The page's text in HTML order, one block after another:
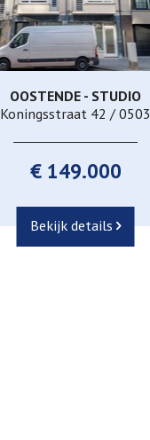
50 m² 1
OOSTENDE - STUDIO
Koningsstraat 42 / 0503
€ 149.000
Bekijk details